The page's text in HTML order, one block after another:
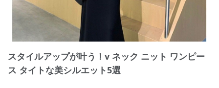
スタイルアップが叶う！v ネック ニット ワンピー
ス タイトな美シルエット5選